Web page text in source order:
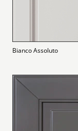
Bianco Assoluto